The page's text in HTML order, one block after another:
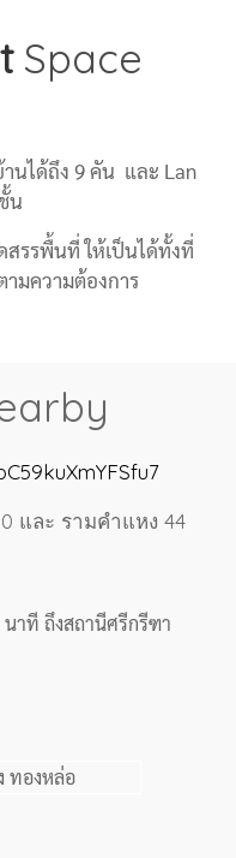
Space
นได้ถึง 9 คัน และ Lan
น
รรพื้นที่ ให้เป็นได้ทั้งที่
มความต้องการ
และ รามคำแหง 44
นาที ถึงสถานีศรีกรีฑา
ทองหล่อ